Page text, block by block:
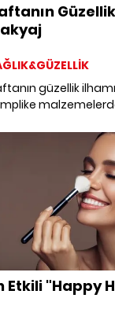
güzellik
Etkili "Happy